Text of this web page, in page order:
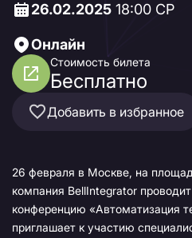
26.02.2025 18:00 СР
Онлайн
Стоимость билета
Бесплатно
Добавить в избранное
26 февраля в Москве, на
компания BellIntegrator
конференцию «Автоматизация
приглашает к участию